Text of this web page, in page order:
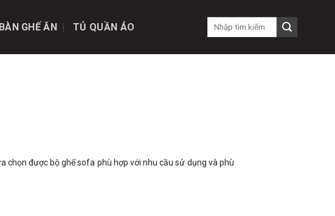
BÀN GHẾ ĂN TỦ QUẦN ÁO
chọn được bộ ghế sofa phù hợp với nhu cầu sử dụng và phù